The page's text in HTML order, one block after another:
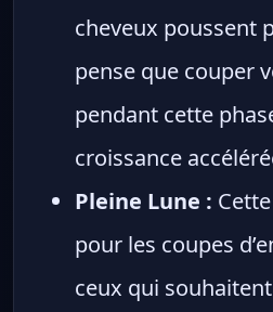
cheveux poussent
pense que couper
pendant cette
croissance
Pleine Lune :
pour les coupes
ceux qui